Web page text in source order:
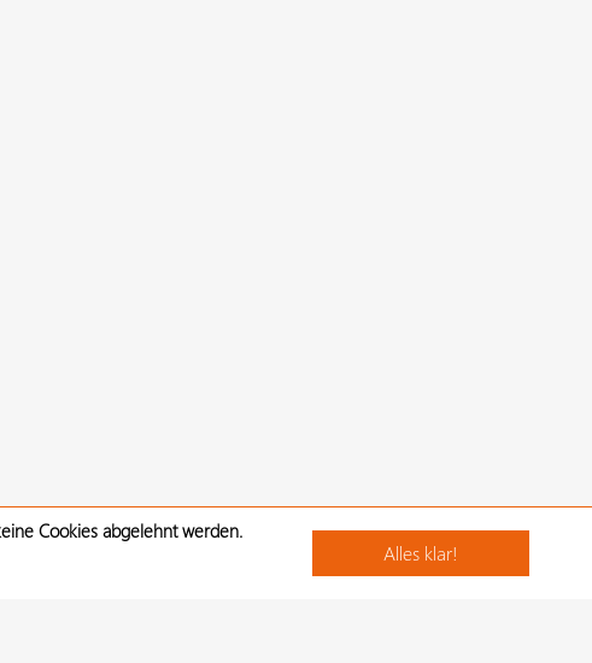
Cookies abgelehnt werden.
Alles klar!